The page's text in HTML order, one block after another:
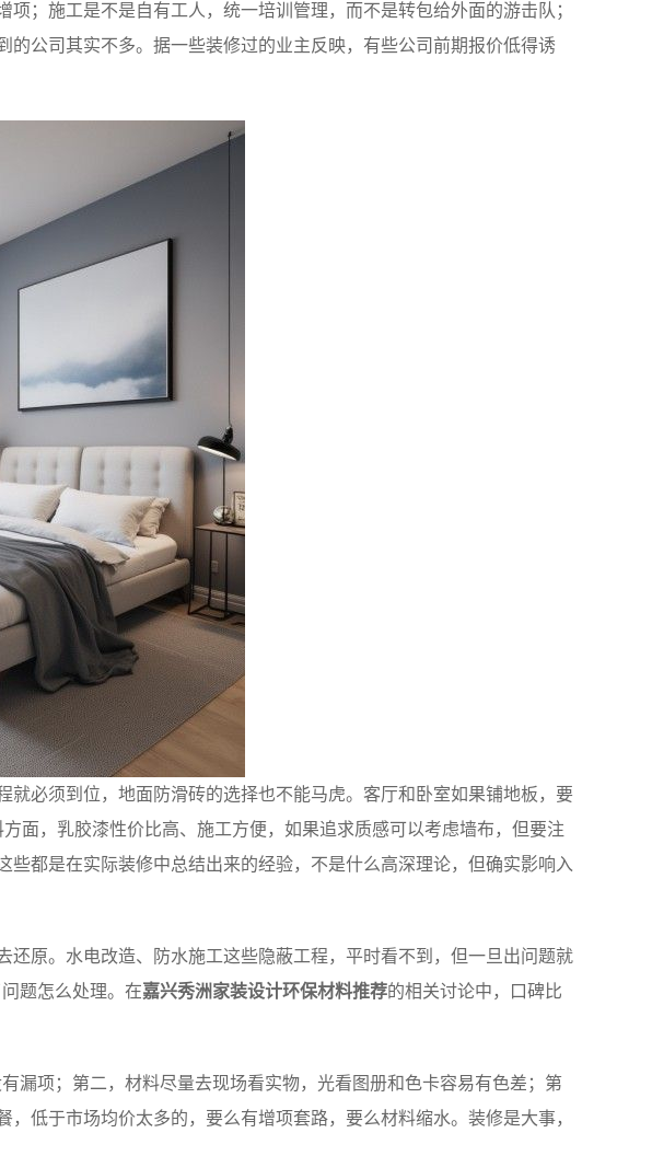
；施工是不是自有工人，统一培训管理，而不是转包给外面的游击队；
公司其实不多。据一些装修过的业主反映，有些公司前期报价低得诱
必须到位，地面防滑砖的选择也不能马虎。客厅和卧室如果铺地板，要
面，乳胶漆性价比高、施工方便，如果追求质感可以考虑墙布，但要注
都是在实际装修中总结出来的经验，不是什么高深理论，但确实影响入
原。水电改造、防水施工这些隐蔽工程，平时看不到，但一旦出问题就
题怎么处理。在嘉兴秀洲家装设计环保材料推荐的相关讨论中，口碑比
漏项；第二，材料尽量去现场看实物，光看图册和色卡容易有色差；第
低于市场均价太多的，要么有增项套路，要么材料缩水。装修是大事，